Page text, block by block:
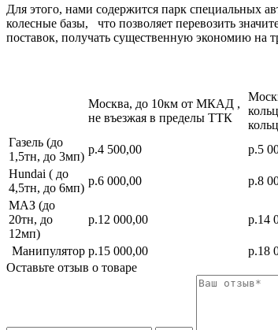
Для этого, нами содержится парк специальных
колесные базы, что позволяет перевозить
поставок, получать существенную экономию на
Москва, до 10км от МКАД ,
не въезжая в пределы ТТК
Газель (до
1,5тн, до 3мп)
р.4 500,00 р.5
Hundai ( до
4,5тн, до 6мп)
р.6 000,00 р.8
МАЗ (до
20тн, до
12мп)
р.12 000,00 р.14
Манипулятор р.15 000,00 р.18
Оставьте отзыв о товаре